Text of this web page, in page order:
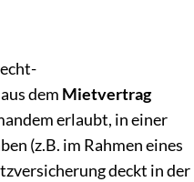
dem Mietvertrag
erlaubt, in einer
(z.B. im Rahmen eines
deckt in der